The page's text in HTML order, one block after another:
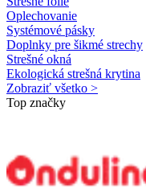
Oplechovanie
Systémové pásky
Doplnky pre šikmé strechy
Strešné okná
Ekologická strešná krytina
Zobraziť všetko >
Top značky